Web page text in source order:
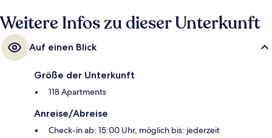
Weitere Infos zu dieser Unterkunft
Auf einen Blick
Größe der Unterkunft
118 Apartments
Anreise/Abreise
Check-in ab: 15:00 Uhr, möglich bis: jederzeit